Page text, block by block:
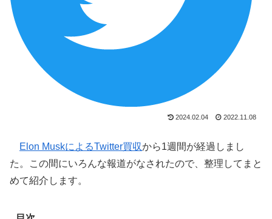
2024.02.04 2022.11.08
Elon MuskによるTwitter買収から1週間が経過しまし
た。この間にいろんな報道がなされたので、整理してまと
めて紹介します。